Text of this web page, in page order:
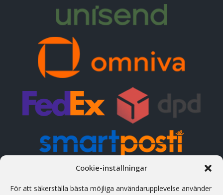
Cookie-inställningar
För att säkerställa bästa möjliga användarupplevelse använder
KONTAKTUPPGIFTER